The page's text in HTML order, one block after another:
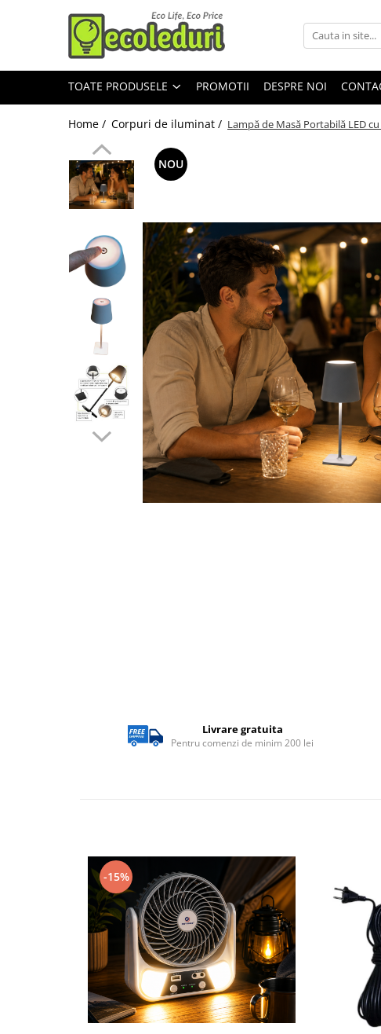
Toate Produsele
Surse de iluminat
Surse de iluminat
Bec Color led
Bec incandescent (Clasic)
Becuri Led
Becuri & lampi led cu fasung
Ghirlande luminoase
Modul Led pentru aplica
Tub Neon Fluorescent (Clasic)
Tub Neon LED
Corpuri de iluminat
Corpuri de iluminat
Corpuri Led - industriale
Aplice si Plafoniere Led
Alimentatoare/Drivere
Bară alimentare nul
Cablu electric, canal cablu
Cap prelungitor
electrice/Morsete/reglete
TOATE PRODUSELE PROMOTII DESPRE NOI
Home / Corpuri de iluminat / Lampă de Masă Portabilă LED
NOU
Livrare gratuita
Pentru comenzi de minim 200 lei
-15%